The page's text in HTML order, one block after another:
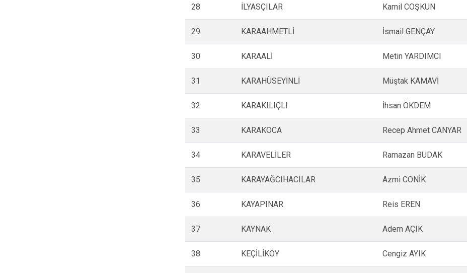
28 İLYASÇILAR Kamil COŞKUN
29 KARAAHMETLİ İsmail GENÇAY
30 KARAALİ Metin YARDIMCI
31 KARAHÜSEYİNLİ Müştak KAMAVİ
32 KARAKILIÇLI İhsan ÖKDEM
33 KARAKOCA Recep Ahmet CANYAR
34 KARAVELİLER Ramazan BUDAK
35 KARAYAĞCIHACILAR Azmi CONİK
36 KAYAPINAR Reis EREN
37 KAYNAK Adem AÇIK
38 KEÇİLİKÖY Cengiz AYIK